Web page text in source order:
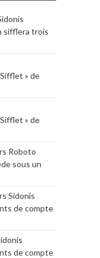
sifflera trois
» de
» de
Roboto
sous un
Sidonis
de compte
de compte